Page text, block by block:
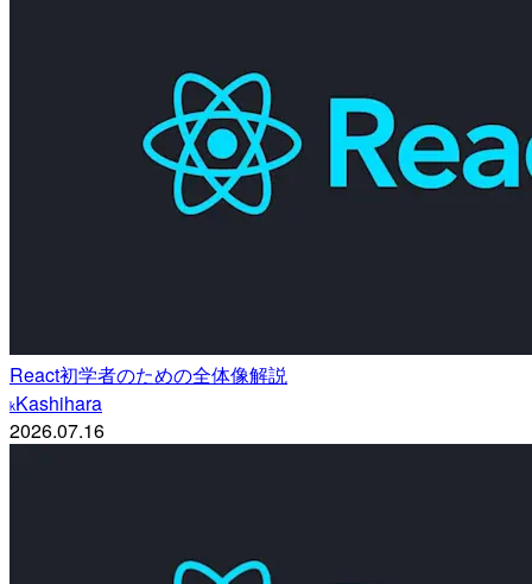
React初学者のための全体像解説
kKashihara
2026.07.16